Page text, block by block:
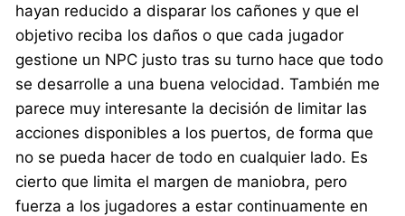
hayan reducido a disparar los cañones y que el
objetivo reciba los daños o que cada jugador
gestione un NPC justo tras su turno hace que todo
se desarrolle a una buena velocidad. También me
parece muy interesante la decisión de limitar las
acciones disponibles a los puertos, de forma que
no se pueda hacer de todo en cualquier lado. Es
cierto que limita el margen de maniobra, pero
fuerza a los jugadores a estar continuamente en